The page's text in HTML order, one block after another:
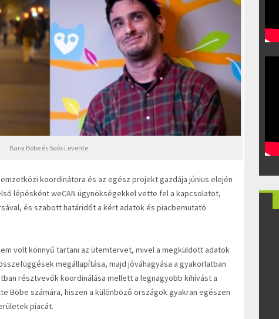
Barsi Böbe és Soós Levente
koordinátora és az egész projekt gazdája június elején
lépésként weCAN ügynökségekkel vette fel a kapcsolatot,
és szabott határidőt a kért adatok és piacbemutató
volt könnyű tartani az ütemtervet, mivel a megküldött adatok
megállapítása, majd jóváhagyása a gyakorlatban
résztvevők koordinálása mellett a legnagyobb kihívást a
Böbe számára, hiszen a különböző országok gyakran egészen
piacát.